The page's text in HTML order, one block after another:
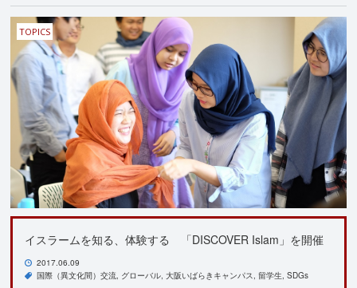
TOPICS
イスラームを知る、体験する 「DISCOVER Islam」を開催
2017.06.09
国際（異文化間）交流 グローバル 大阪いばらきキャンパス 留学生 SDGs